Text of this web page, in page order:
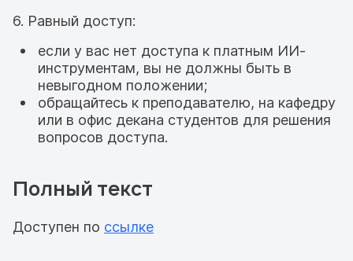
6. Равный доступ:
если у вас нет доступа к платным ИИ-
инструментам, вы не должны быть в
невыгодном положении;
обращайтесь к преподавателю, на кафедру
или в офис декана студентов для решения
вопросов доступа.
Полный текст
Доступен по ссылке